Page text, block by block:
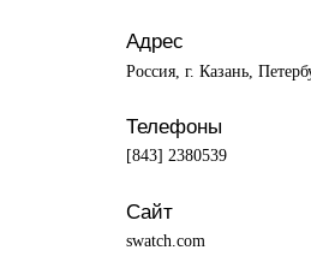
Адрес
Россия, г. Казань,
Телефоны
[843] 2380539
Сайт
swatch.com